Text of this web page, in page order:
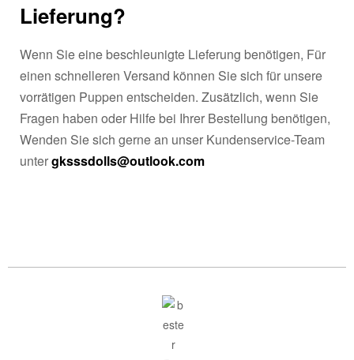
Lieferung?
Wenn Sie eine beschleunigte Lieferung benötigen, Für
einen schnelleren Versand können Sie sich für unsere
vorrätigen Puppen entscheiden. Zusätzlich, wenn Sie
Fragen haben oder Hilfe bei Ihrer Bestellung benötigen,
Wenden Sie sich gerne an unser Kundenservice-Team
untergksssdolls@outlook.com